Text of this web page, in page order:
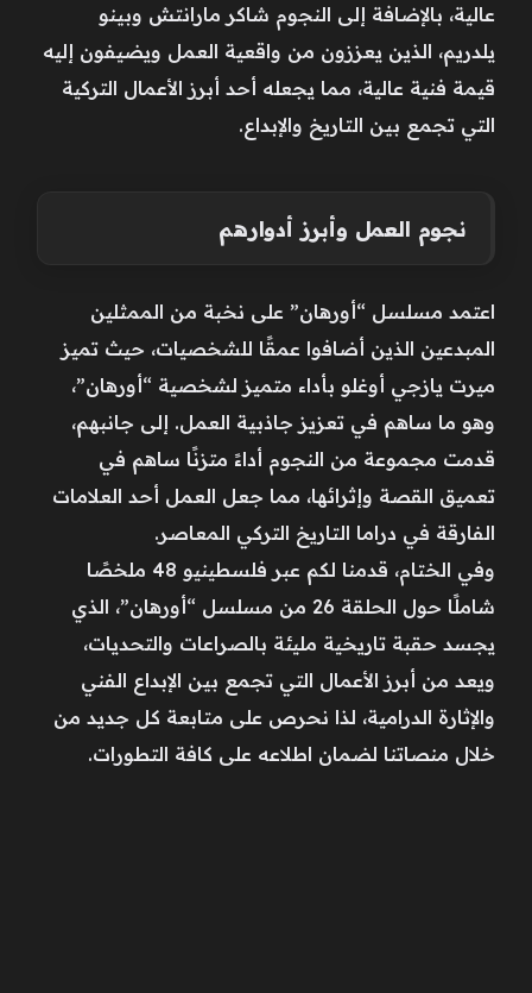
عالية، بالإضافة إلى النجوم شاكر مارانتش وبينو
يلدريم، الذين يعززون من واقعية العمل ويضيفون إليه
قيمة فنية عالية، مما يجعله أحد أبرز الأعمال التركية
التي تجمع بين التاريخ والإبداع.
نجوم العمل وأبرز أدوارهم
اعتمد مسلسل “أورهان” على نخبة من الممثلين
المبدعين الذين أضافوا عمقًا للشخصيات، حيث تميز
ميرت يازجي أوغلو بأداء متميز لشخصية “أورهان”،
وهو ما ساهم في تعزيز جاذبية العمل. إلى جانبهم،
قدمت مجموعة من النجوم أداءً متزنًا ساهم في
تعميق القصة وإثرائها، مما جعل العمل أحد العلامات
الفارقة في دراما التاريخ التركي المعاصر.
وفي الختام، قدمنا لكم عبر فلسطينيو 48 ملخصًا
شاملًا حول الحلقة 26 من مسلسل “أورهان”، الذي
يجسد حقبة تاريخية مليئة بالصراعات والتحديات،
ويعد من أبرز الأعمال التي تجمع بين الإبداع الفني
والإثارة الدرامية، لذا نحرص على متابعة كل جديد من
خلال منصاتنا لضمان اطلاعه على كافة التطورات.